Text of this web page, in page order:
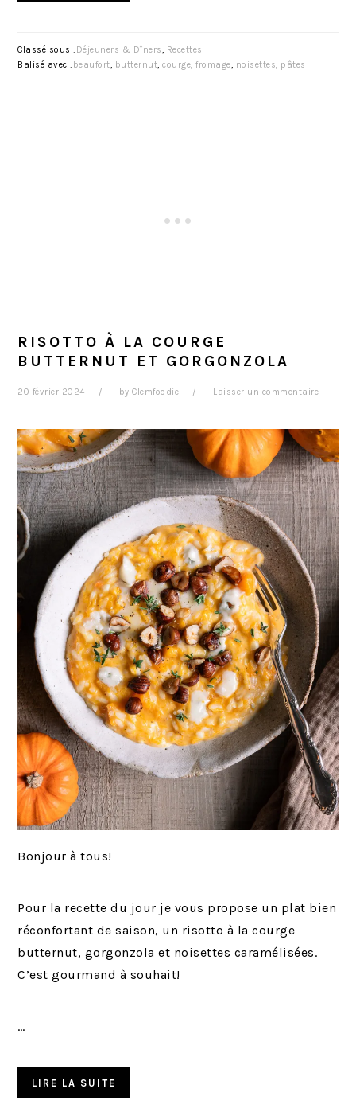
Classé sous : Déjeuners & Dîners
Recettes
Balisé avec : beaufort butternut ,courge ,fromage noisettes pâtes
RISOTTO À LA COURGE
BUTTERNUT ET GORGONZOLA
20 février 2024 byClemfoodie Laisser un commentaire
Bonjour à tous!
Pour la recette du jour je vous propose un plat bien
réconfortant de saison, un risotto à la courge
butternut, gorgonzola et noisettes caramélisées.
C’est gourmand à souhait!
…
LIRE LA SUITE